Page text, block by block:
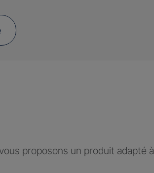
proposons un produit adapté à